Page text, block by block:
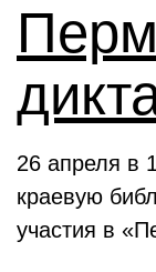
26 апреля в
краевую
участия в